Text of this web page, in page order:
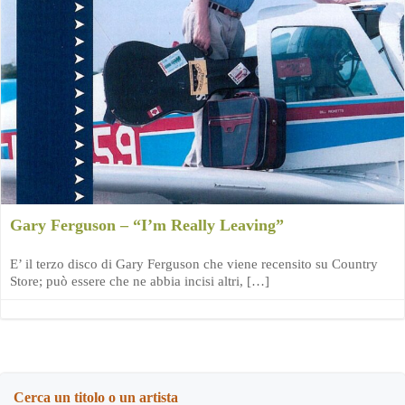
Gary Ferguson – “I’m Really Leaving”
E’ il terzo disco di Gary Ferguson che viene recensito su Country
Store; può essere che ne abbia incisi altri, […]
Cerca un titolo o un artista